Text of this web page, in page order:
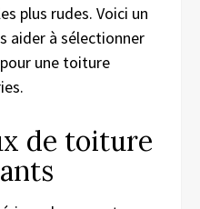
plus rudes. Voici un
aider à sélectionner
une toiture
de toiture